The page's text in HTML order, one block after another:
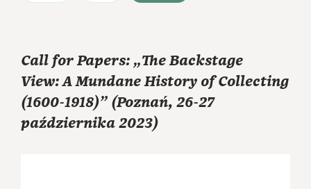
Call for Papers: „The Backstage
View: A Mundane History of Collecting
(1600-1918)” (Poznań, 26-27
października 2023)